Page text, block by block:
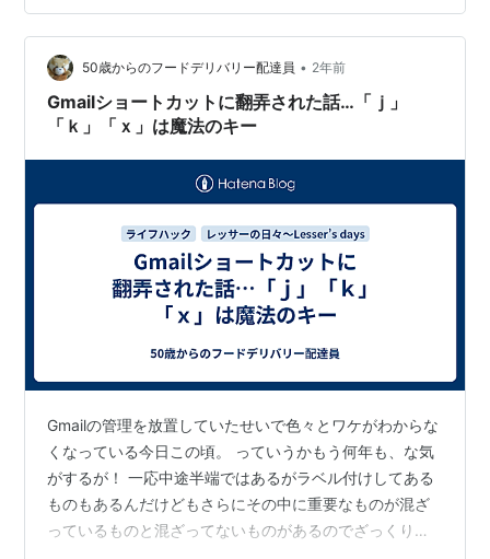
る アクセサリーを作る マナ再生のネックレスとマナ増加
のネックレス 素晴らしい軽減の指輪 その他 エンチャン
ト装置で魔法装備…
50歳からのフードデリバリー配達員 • 2年前
Gmailショートカットに翻弄された話…「ｊ」
「ｋ」「ｘ」は魔法のキー
Gmailの管理を放置していたせいで色々とワケがわからな
くなっている今日この頃。 っていうかもう何年も、な気
がするが！ 一応中途半端ではあるがラベル付けしてある
ものもあるんだけどもさらにその中に重要なものが混ざ
っているものと混ざってないものがあるのでざっくり確